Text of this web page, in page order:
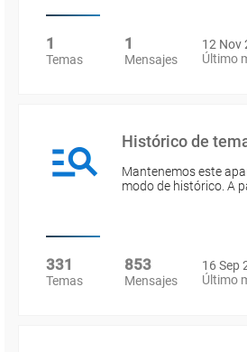
1
Temas
1
Mensajes
12 Nov
Último
Histórico de
Mantenemos este
modo de histórico. A
331
Temas
853
Mensajes
16 Sep
Último